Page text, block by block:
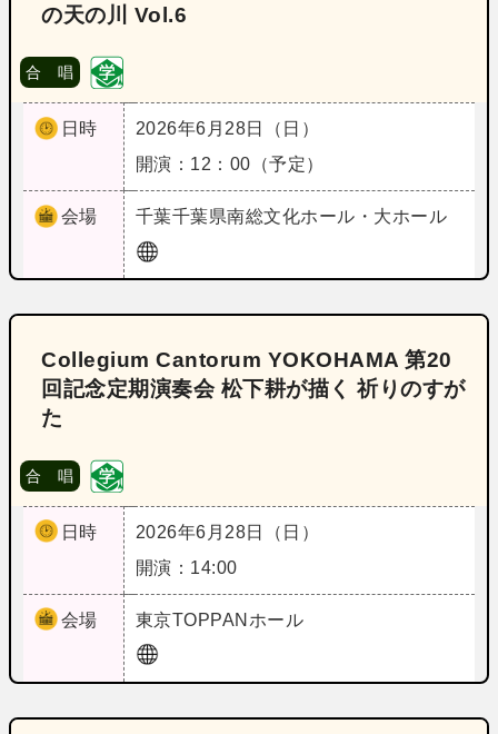
の天の川 Vol.6
合 唱
日時
2026年6月28日（日）
開演：12：00（予定）
会場 千葉千葉県南総文化ホール・大ホール
Collegium Cantorum YOKOHAMA 第20
回記念定期演奏会 松下耕が描く 祈りのすが
た
合 唱
日時
2026年6月28日（日）
開演：14:00
会場 東京TOPPANホール